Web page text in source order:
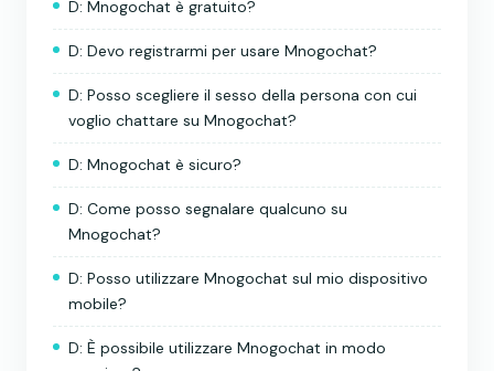
D: Mnogochat è gratuito?
D: Devo registrarmi per usare Mnogochat?
D: Posso scegliere il sesso della persona con cui
voglio chattare su Mnogochat?
D: Mnogochat è sicuro?
D: Come posso segnalare qualcuno su
Mnogochat?
D: Posso utilizzare Mnogochat sul mio dispositivo
mobile?
D: È possibile utilizzare Mnogochat in modo